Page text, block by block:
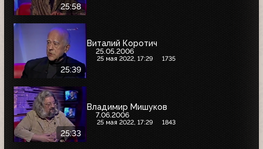
25:58
25:39
Виталий Коротич
25.05.2006
25 мая 2022, 17:29 1735
25:33
Владимир Мишуков
7.06.2006
25 мая 2022, 17:29 1843